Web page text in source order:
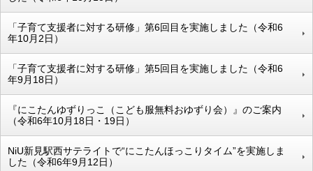
「子育て支援者に対する研修」第6回目を実施しました（令和6
年10月2日）
「子育て支援者に対する研修」第5回目を実施しました（令和6
年9月18日）
『にこたんゆずりっこ（こども服無料おゆずり会）』のご案内
（令和6年10月18日・19日）
NiU新見駅西サテライトで“にこたんほっこりタイム”を実施しま
した（令和6年9月12日）